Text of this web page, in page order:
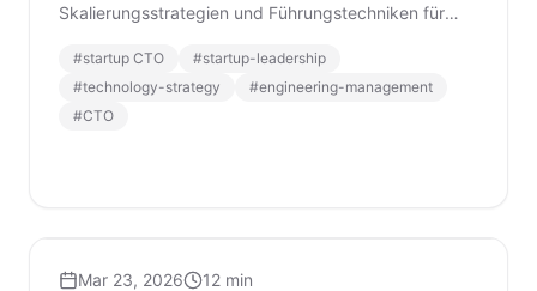
Skalierungsstrategien und Führungstechniken für
#startup CTO #startup-leadership
#technology-strategy #engineering-management
#CTO
Mar 23, 2026 12 min